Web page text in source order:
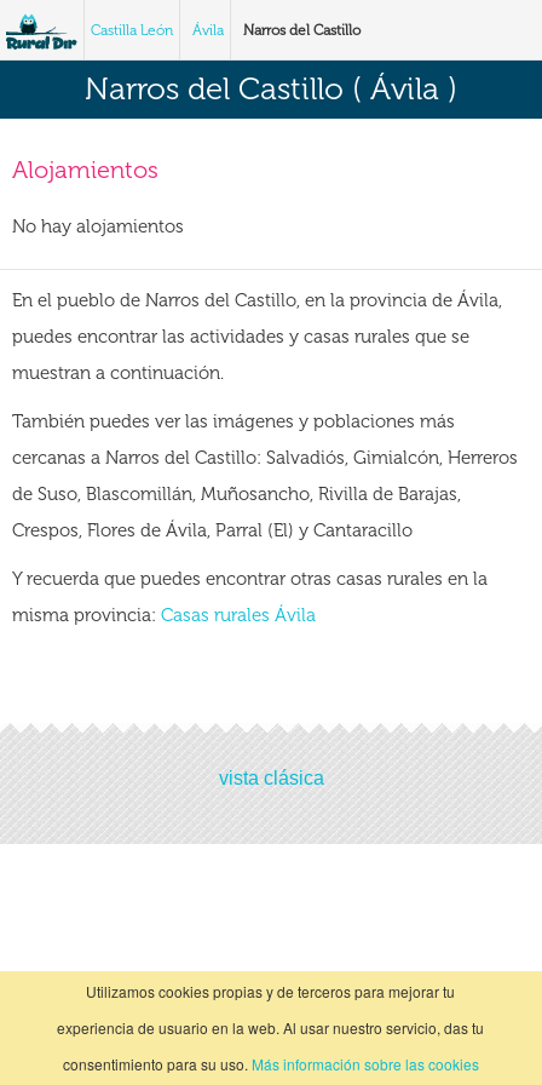
Castilla León Ávila Narros del Castillo
Narros del Castillo ( Ávila )
Alojamientos
No hay alojamientos
En el pueblo de Narros del Castillo, en la provincia de Ávila,
puedes encontrar las actividades y casas rurales que se
muestran a continuación.
También puedes ver las imágenes y poblaciones más
cercanas a Narros del Castillo: Salvadiós, Gimialcón, Herreros
de Suso, Blascomillán, Muñosancho, Rivilla de Barajas,
Crespos, Flores de Ávila, Parral (El) y Cantaracillo
Y recuerda que puedes encontrar otras casas rurales en la
misma provincia: Casas rurales Ávila
Actividades
No hay actividades
Utilizamos cookies propias y de terceros para mejorar tu
experiencia de usuario en la web. Al usar nuestro servicio, das tu
consentimiento para su uso. Más información sobre las cookies
vista clásica